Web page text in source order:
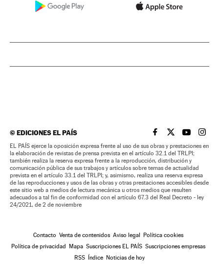
©EDICIONES EL PAÍS EL PAÍS BRASIL EN
EL PAÍSEL PAÍS
EL
EL PAÍS ejerce la oposición expresa frente al uso de sus obras y prestaciones en
la elaboración de revistas de prensa prevista en el artículo 32.1 del TRLPI;
también realiza la reserva expresa frente a la reproducción, distribución y
comunicación pública de sus trabajos y artículos sobre temas de actualidad
prevista en el artículo 33.1 del TRLPI; y, asimismo, realiza una reserva expresa
de las reproducciones y usos de las obras y otras prestaciones accesibles desde
este sitio web a medios de lectura mecánica u otros medios que resulten
adecuados a tal fin de conformidad con el artículo 67.3 del Real Decreto - ley
24/2021, de 2 de noviembre
Contacto Venta de contenidos Aviso legal
Política cookies
Política de privacidad
Mapa Suscripciones EL PAÍS Suscripciones empresas
RSS
Índice Noticias de hoy